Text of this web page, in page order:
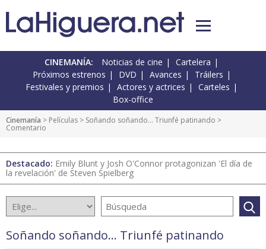
CINEMANÍA: Noticias de cine
Cartelera
Próximos estrenos
DVD Avances
Tráilers
Festivales y premios
Actores y actrices
Carteles
Box-office
Cinemanía > Películas > Soñando soñando... Triunfé patinando >
Comentario
Destacado: Emily Blunt y Josh O'Connor protagonizan 'El día de
la revelación' de Steven Spielberg
Soñando soñando... Triunfé patinando